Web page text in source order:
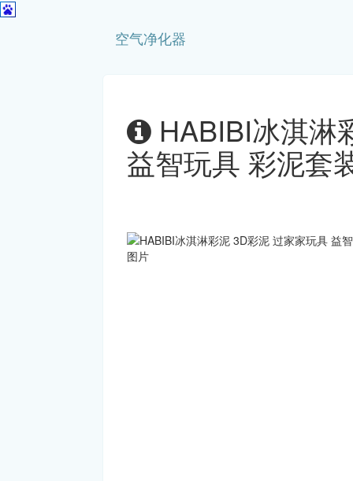
空气净化器
HABIBI冰淇淋
益智玩具 彩泥套